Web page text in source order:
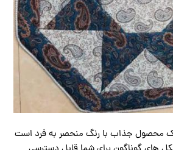
محصول جذاب با رنگ منحصر به فرد است